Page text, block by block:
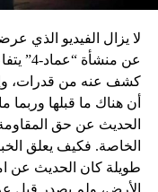
لا يزال الفيديو الذي
عن
أن هناك ما قبلها وربما
الحديث عن حق
الخاصة. فكيف يعلق
طويلة كان الحديث عن